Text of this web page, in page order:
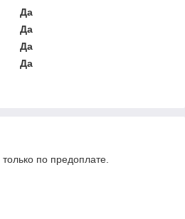
Да
Да
Да
Да
по предоплате.